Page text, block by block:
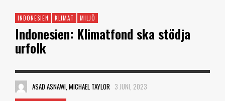
INDONESIEN KLIMAT MILJÖ
Indonesien: Klimatfond ska stödja
urfolk
ASAD ASNAWI, MICHAEL TAYLOR 3 JUNI, 2023